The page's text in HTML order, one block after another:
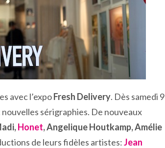
avec l’expoFresh Delivery. Dès samedi 9
sérigraphies. De nouveaux
Honet, Angelique Houtkamp, Amélie
de leurs fidèles artistes:Jean